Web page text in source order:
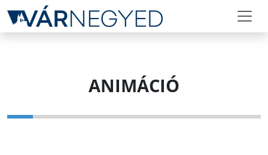
ANIMÁCIÓ